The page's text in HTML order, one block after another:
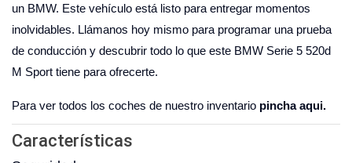
un BMW. Este vehículo está listo para entregar momentos
inolvidables. Llámanos hoy mismo para programar una prueba
de conducción y descubrir todo lo que este BMW Serie 5 520d
M Sport tiene para ofrecerte.
Para ver todos los coches de nuestro inventario pincha aqui.
Características